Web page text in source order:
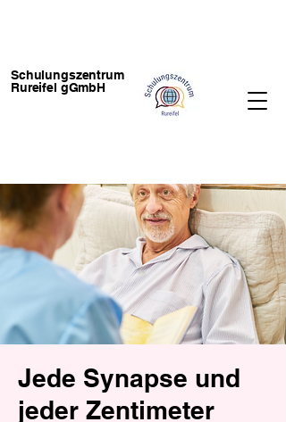
Schulungszentrum
Rureifel gGmbH
Jede Synapse und
jeder Zentimeter